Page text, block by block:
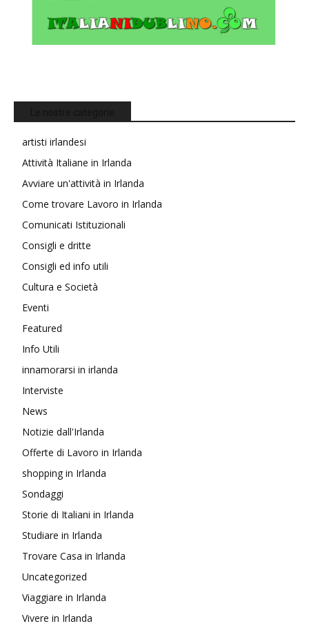
artisti irlandesi
Attività Italiane in Irlanda
Avviare un'attività in Irlanda
Come trovare Lavoro in Irlanda
Comunicati Istituzionali
Consigli e dritte
Consigli ed info utili
Cultura e Società
Eventi
Featured
Info Utili
innamorarsi in irlanda
Interviste
News
Notizie dall'Irlanda
Offerte di Lavoro in Irlanda
shopping in Irlanda
Sondaggi
Storie di Italiani in Irlanda
Studiare in Irlanda
Trovare Casa in Irlanda
Uncategorized
Viaggiare in Irlanda
Vivere in Irlanda